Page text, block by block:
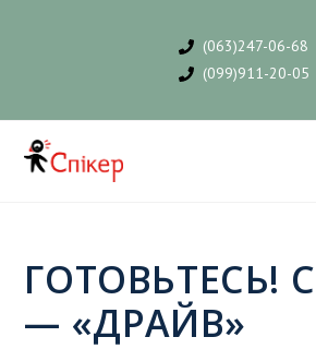
(063)247-06-68
(099)911-20-05
ГОТОВЬТЕСЬ!
— «ДРАЙВ»